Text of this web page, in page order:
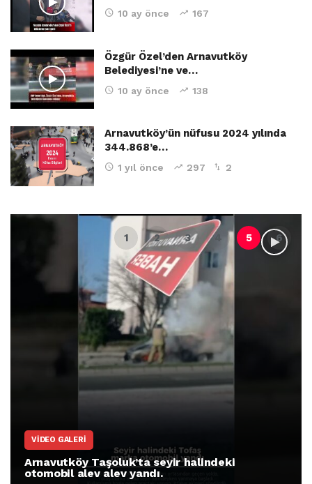
10 ay önce 167
Özgür Özel’den Arnavutköy
Belediyesi’ne ve…
10 ay önce 138
Arnavutköy’ün nüfusu 2024 yılında
344.868’e…
1 yıl önce 297 2
VIDEO GALERI
Arnavutköy Taşoluk’ta seyir halindeki
otomobil alev alev yandı.